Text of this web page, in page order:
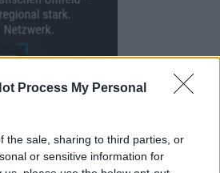
Process My Personal
the sale, sharing to third parties, or
or sensitive information for